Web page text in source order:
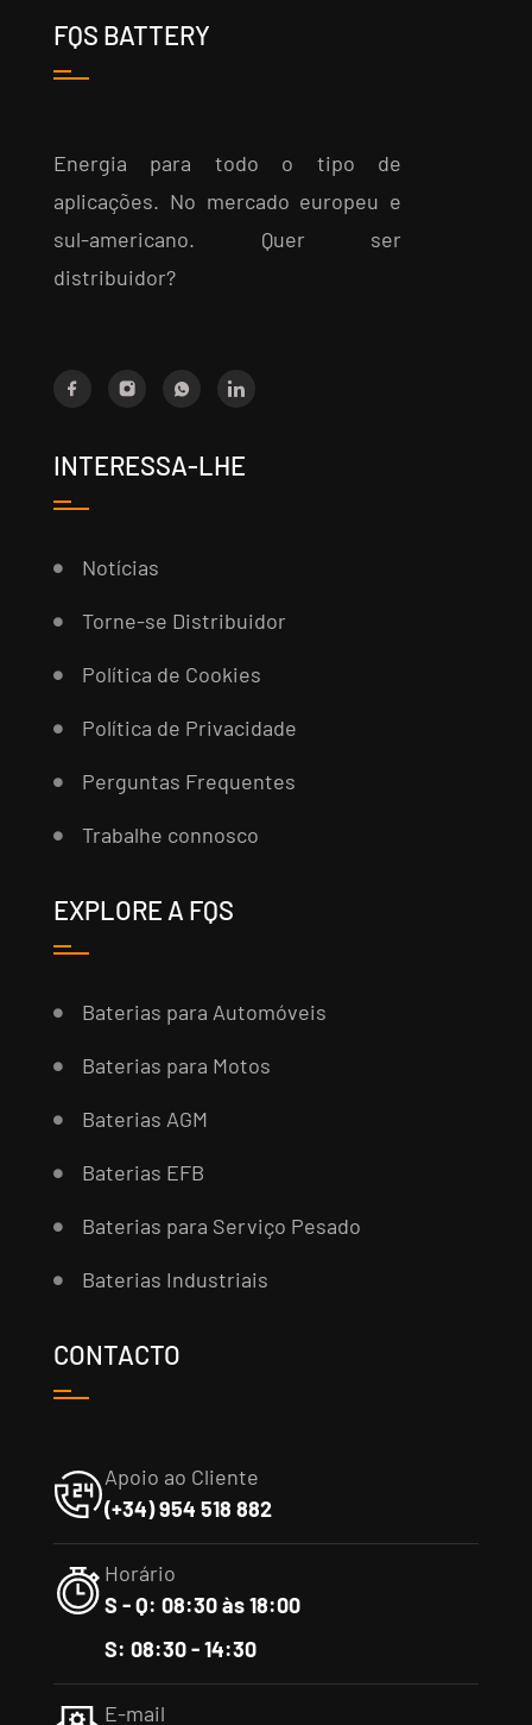
FQS BATTERY
Energia para todo o tipo de
aplicações. No mercado europeu e
sul-americano. Quer ser
distribuidor?
INTERESSA-LHE
Notícias
Torne-se Distribuidor
Política de Cookies
Política de Privacidade
Perguntas Frequentes
Trabalhe connosco
EXPLORE A FQS
Baterias para Automóveis
Baterias para Motos
Baterias AGM
Baterias EFB
Baterias para Serviço Pesado
Baterias Industriais
CONTACTO
Apoio ao Cliente
(+34) 954 518 882
Horário
S - Q: 08:30 às 18:00
S: 08:30 - 14:30
E-mail